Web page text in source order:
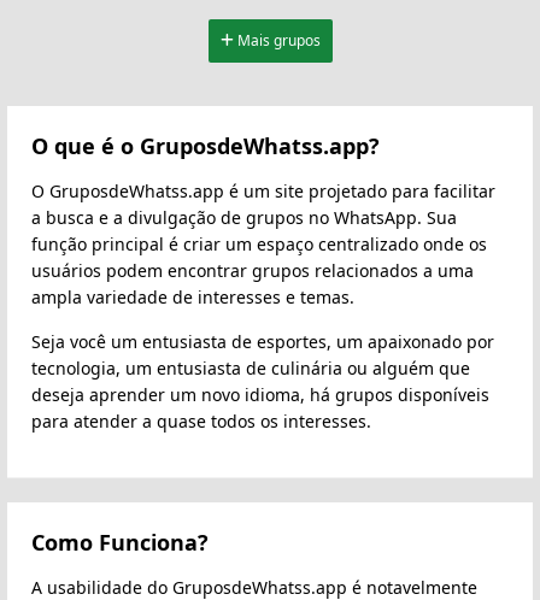
Mais grupos
O que é o GruposdeWhatss.app?
O GruposdeWhatss.app é um site projetado para facilitar
a busca e a divulgação de grupos no WhatsApp. Sua
função principal é criar um espaço centralizado onde os
usuários podem encontrar grupos relacionados a uma
ampla variedade de interesses e temas.
Seja você um entusiasta de esportes, um apaixonado por
tecnologia, um entusiasta de culinária ou alguém que
deseja aprender um novo idioma, há grupos disponíveis
para atender a quase todos os interesses.
Como Funciona?
A usabilidade do GruposdeWhatss.app é notavelmente